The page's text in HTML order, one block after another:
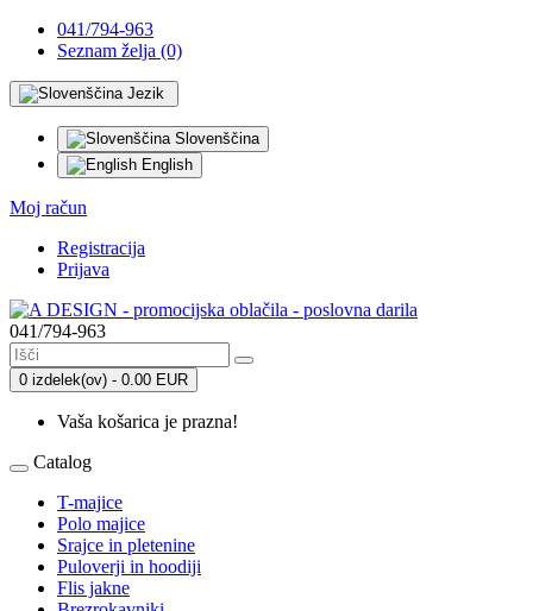
041/794-963
Seznam želja (0)
Jezik
Slovenščina
English
Moj račun
Registracija
Prijava
041/794-963
0 izdelek(ov) - 0.00 EUR
Vaša košarica je prazna!
Catalog
T-majice
Polo majice
Srajce in pletenine
Puloverji in hoodiji
Flis jakne